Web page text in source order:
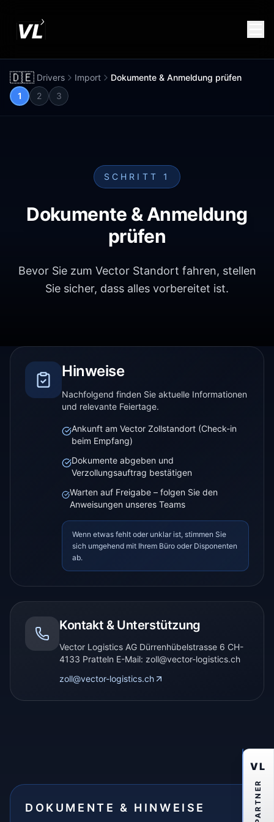
🇩🇪 Drivers Import
Dokumente & Anmeldung prüfen
1
2 3
SCHRITT 1
Dokumente & Anmeldung
prüfen
Bevor Sie zum Vector Standort fahren, stellen
Sie sicher, dass alles vorbereitet ist.
Hinweise
Nachfolgend finden Sie aktuelle Informationen
und relevante Feiertage.
Ankunft am Vector Zollstandort (Check-in
beim Empfang)
Dokumente abgeben und
Verzollungsauftrag bestätigen
Warten auf Freigabe – folgen Sie den
Anweisungen unseres Teams
Wenn etwas fehlt oder unklar ist, stimmen Sie
sich umgehend mit Ihrem Büro oder Disponenten
ab.
Kontakt & Unterstützung
Vector Logistics AG Dürrenhübelstrasse 6 CH-
4133 Pratteln E-Mail: zoll@vector-logistics.ch
zoll@vector-logistics.ch
DOKUMENTE & HINWEISE
VL
PARTNER